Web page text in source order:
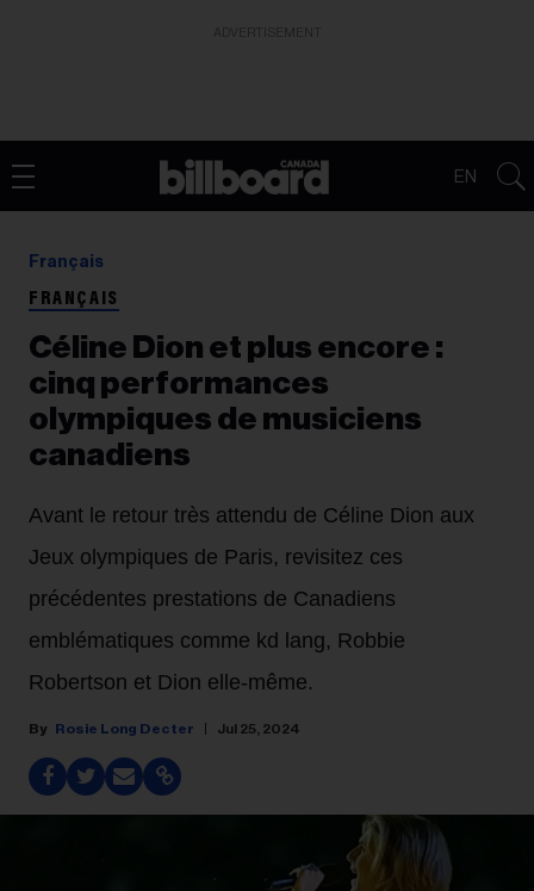
EN
Français
FRANÇAIS
Céline Dion et plus encore :
cinq performances
olympiques de musiciens
canadiens
Avant le retour très attendu de Céline Dion aux
Jeux olympiques de Paris, revisitez ces
précédentes prestations de Canadiens
emblématiques comme kd lang, Robbie
Robertson et Dion elle-même.
Rosie Long Decter Jul 25, 2024